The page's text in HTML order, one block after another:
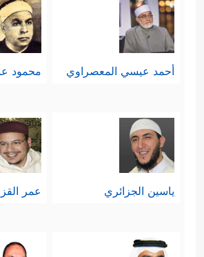
أحمد عيسي المعصراوي محمود
ياسين الجزائري عمر